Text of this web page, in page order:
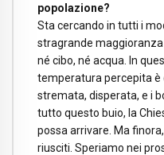
popolazione?
Sta cercando in tutti i
stragrande
né cibo, né acqua. In
temperatura percepita è
stremata, disperata, e i
tutto questo buio, la
possa arrivare. Ma
riusciti. Speriamo nei